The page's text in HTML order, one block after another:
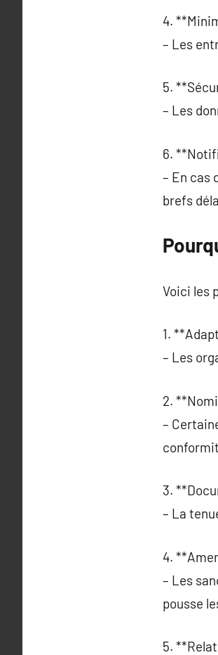
4.
– Les
5.
– Les
6.
– En cas
brefs
Voici les
1.
– Les
2.
–
3.
– La
4.
– Les
pousse
5.